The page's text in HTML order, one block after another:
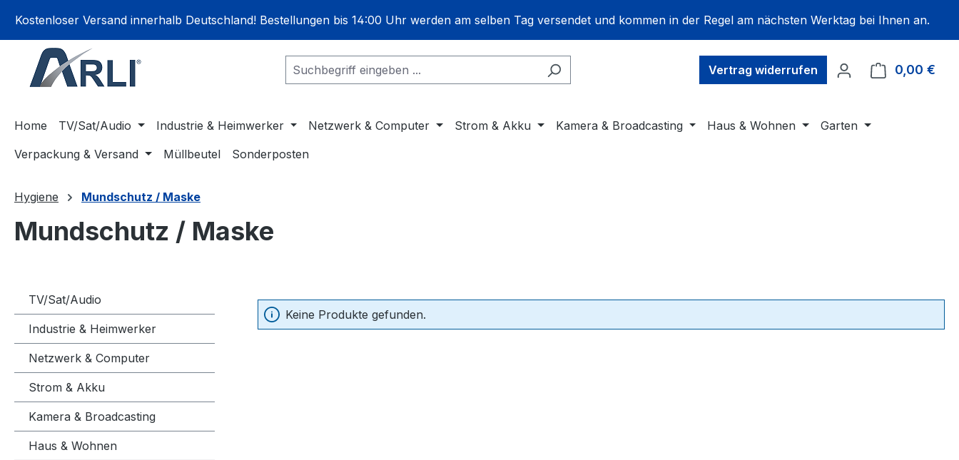
Zur Hauptnavigation springen
Kostenloser Versand innerhalb Deutschland! Bestellungen bis 14:00 Uhr werden am selben Tag versendet und kommen in der Regel am nächsten Werktag bei Ihnen an.
Vertrag widerrufen 0,00 €
Home TV/Sat/Audio Industrie & Heimwerker Netzwerk & Computer Strom & Akku Kamera & Broadcasting Haus & Wohnen
Garten
Verpackung & Versand
Müllbeutel Sonderposten
Hygiene Mundschutz / Maske
Mundschutz / Maske
TV/Sat/Audio
Industrie & Heimwerker
Netzwerk & Computer
Strom & Akku
Kamera & Broadcasting
Haus & Wohnen
Keine Produkte gefunden.